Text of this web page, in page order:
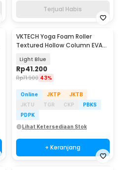
Terjual Habis
VKTECH Yoga Foam Roller
Textured Hollow Column EVA
Light Blue
Rp41.200
Rp71.900 43%
Online JKTP
JKTB
JKTU
TGR CKP
PBKS
PDPK
Lihat Ketersediaan Stok
+ Keranjang